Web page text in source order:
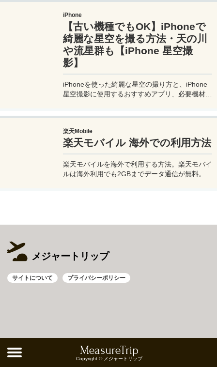
便利な情報、かかった費用など様々な情報をお届
け！夫婦喧嘩あり、ホロッと涙することもあり、
中年夫婦の等身大旅行記ブログ。
iPhone
【古い機種でもOK】iPhoneで
綺麗な星空を撮る方法・天の川
や流星群も【iPhone 星空撮
影】
iPhoneを使った綺麗な星空の撮り方と、iPhone
星空撮影に使用するおすすめアプリ、必要機材な
ば流星群の流れ星も撮影可能なので、iPhoneで
綺麗な星空撮影をしたいときはチャレンジしてみ
よう。
楽天Mobile
楽天モバイル 海外での利用方法
楽天モバイルを海外で利用する方法。楽天モバイ
ルは海外利用でも2GBまでデータ通信が無料。ま
メジャートリップ
サイトについて プライバシーポリシー
MeasureTrip
Copyright © メジャートリップ